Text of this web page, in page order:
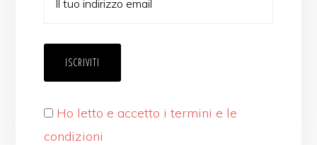
Ho letto e accetto i termini e le
condizioni